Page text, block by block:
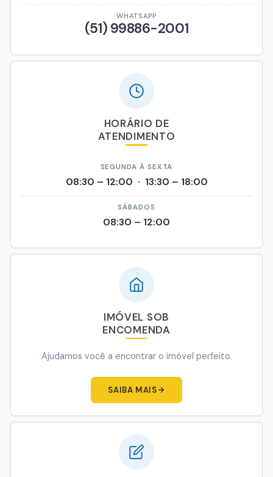
WHATSAPP
(51) 99886-2001
HORÁRIO DE
ATENDIMENTO
SEGUNDA À SEXTA
08:30 – 12:00 · 13:30 – 18:00
SÁBADOS
08:30 – 12:00
IMÓVEL SOB
ENCOMENDA
Ajudamos você a encontrar o imóvel perfeito.
SAIBA MAIS